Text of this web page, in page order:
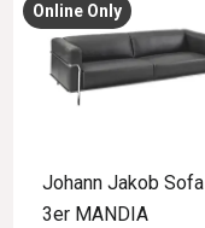
Online Only
Johann Jakob Sofa
3er MANDIA